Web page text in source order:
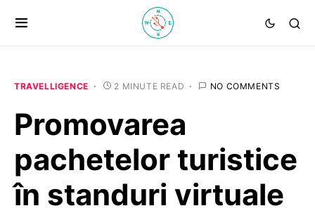
TRAVELLIGENCE 2 MINUTE READ NO COMMENTS
Promovarea
pachetelor turistice
în standuri virtuale